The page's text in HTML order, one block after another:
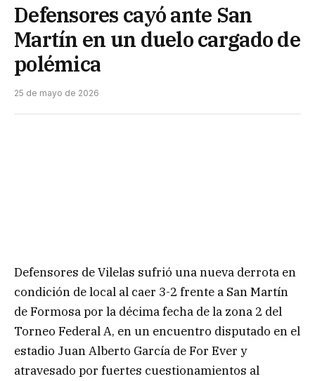
Defensores cayó ante San
Martín en un duelo cargado de
polémica
25 de mayo de 2026
Defensores de Vilelas sufrió una nueva derrota en
condición de local al caer 3-2 frente a San Martín
de Formosa por la décima fecha de la zona 2 del
Torneo Federal A, en un encuentro disputado en el
estadio Juan Alberto García de For Ever y
atravesado por fuertes cuestionamientos al